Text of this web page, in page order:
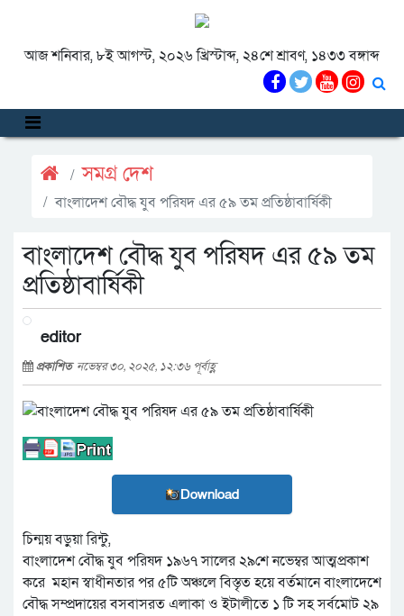
আজ শনিবার, ৮ই আগস্ট, ২০২৬ খ্রিস্টাব্দ, ২৪শে শ্রাবণ, ১৪৩৩ বঙ্গাব্দ
সমগ্র দেশ
বাংলাদেশ বৌদ্ধ যুব পরিষদ এর ৫৯ তম প্রতিষ্ঠাবার্ষিকী
বাংলাদেশ বৌদ্ধ যুব পরিষদ এর ৫৯ তম
প্রতিষ্ঠাবার্ষিকী
editor
প্রকাশিত নভেম্বর ৩০, ২০২৫, ১২:৩৬ পূর্বাহ্ণ
Download
চিন্ময় বড়ুয়া রিন্টু,
বাংলাদেশ বৌদ্ধ যুব পরিষদ ১৯৬৭ সালের ২৯শে নভেম্বর আত্মপ্রকাশ
করে মহান স্বাধীনতার পর ৫টি অঞ্চলে বিস্তৃত হয়ে বর্তমানে বাংলাদেশে
বৌদ্ধ সম্প্রদায়ের বসবাসরত এলাকা ও ইটালীতে ১ টি সহ সর্বমোট ২৯